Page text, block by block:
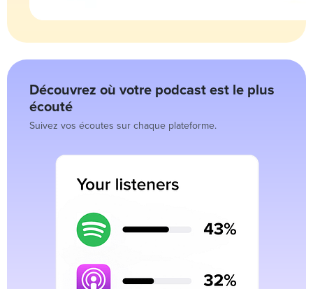
Découvrez où votre podcast est le plus
écouté
Suivez vos écoutes sur chaque plateforme.